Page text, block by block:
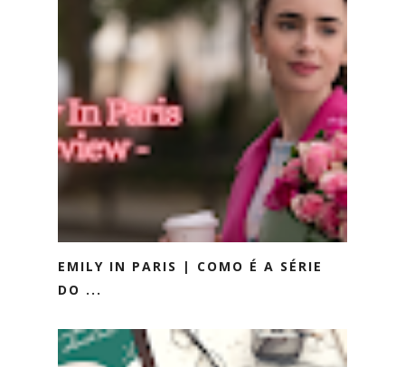
EMILY IN PARIS | COMO É A SÉRIE
DO ...